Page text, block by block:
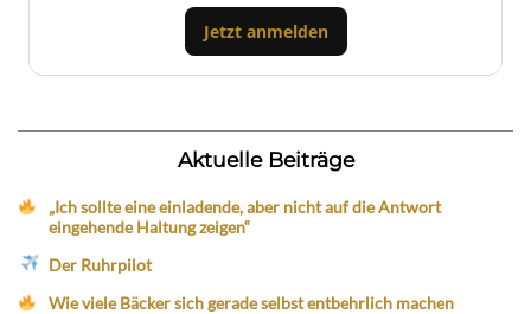
Jetzt anmelden
Aktuelle Beiträge
„Ich sollte eine einladende, aber nicht auf die Antwort
eingehende Haltung zeigen“
Der Ruhrpilot
Wie viele Bäcker sich gerade selbst entbehrlich machen